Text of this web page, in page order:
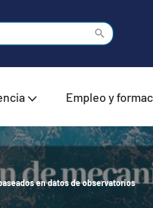
Empleo y
en datos de observatorios